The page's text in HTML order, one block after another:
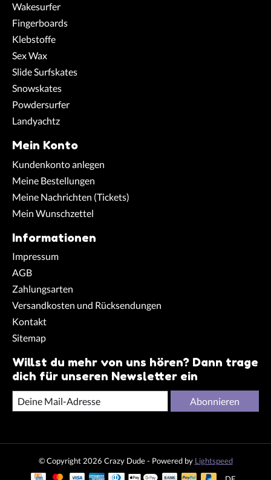
Wakesurfer
Fingerboards
Klebstoffe
Sex Wax
Slide Surfskates
Snowskates
Powdersurfer
Landyachtz
Mein Konto
Kundenkonto anlegen
Meine Bestellungen
Meine Nachrichten (Tickets)
Mein Wunschzettel
Informationen
Impressum
AGB
Zahlungsarten
Versandkosten und Rücksendungen
Kontakt
Sitemap
Willst du mehr von uns hören? Dann trage
dich für unseren Newsletter ein
Abonnieren
© Copyright 2026 Crazy Dude - Powered by Lightspeed